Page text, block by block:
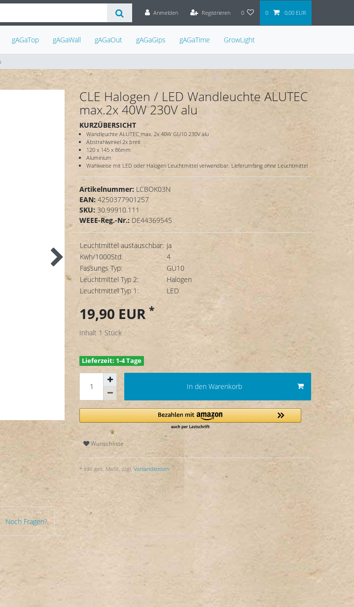
Anmelden Registrieren 0 0 0,00 EUR
gAGaTop gAGaWall gAGaOut gAGaGips gAGaTime GrowLight
Noch Fragen?
CLE Halogen / LED Wandleuchte ALUTEC
max.2x 40W 230V alu
KURZÜBERSICHT
Wandleuchte ALUTEC max. 2x 40W GU10 230V alu
Abstrahlwinkel 2x breit
120 x 145 x 86mm
Aluminium
Wahlweise mit LED oder Halogen Leuchtmittel verwendbar. Lieferumfang ohne Leuchtmittel
Artikelnummer: LCBOK03N
EAN: 4250377901257
SKU: 30.99910.111
WEEE-Reg.-Nr.: DE44369545
Leuchtmittel austauschbar: ja
Kwh/1000Std:
4
Fassungs Typ:
GU10
Leuchtmittel Typ 2:
Halogen
Leuchtmittel Typ 1:
LED
19,90 EUR *
Inhalt 1 Stück
Lieferzeit: 1-4 Tage
In den Warenkorb
Wunschliste
* inkl. ges. MwSt. zzgl. Versandkosten